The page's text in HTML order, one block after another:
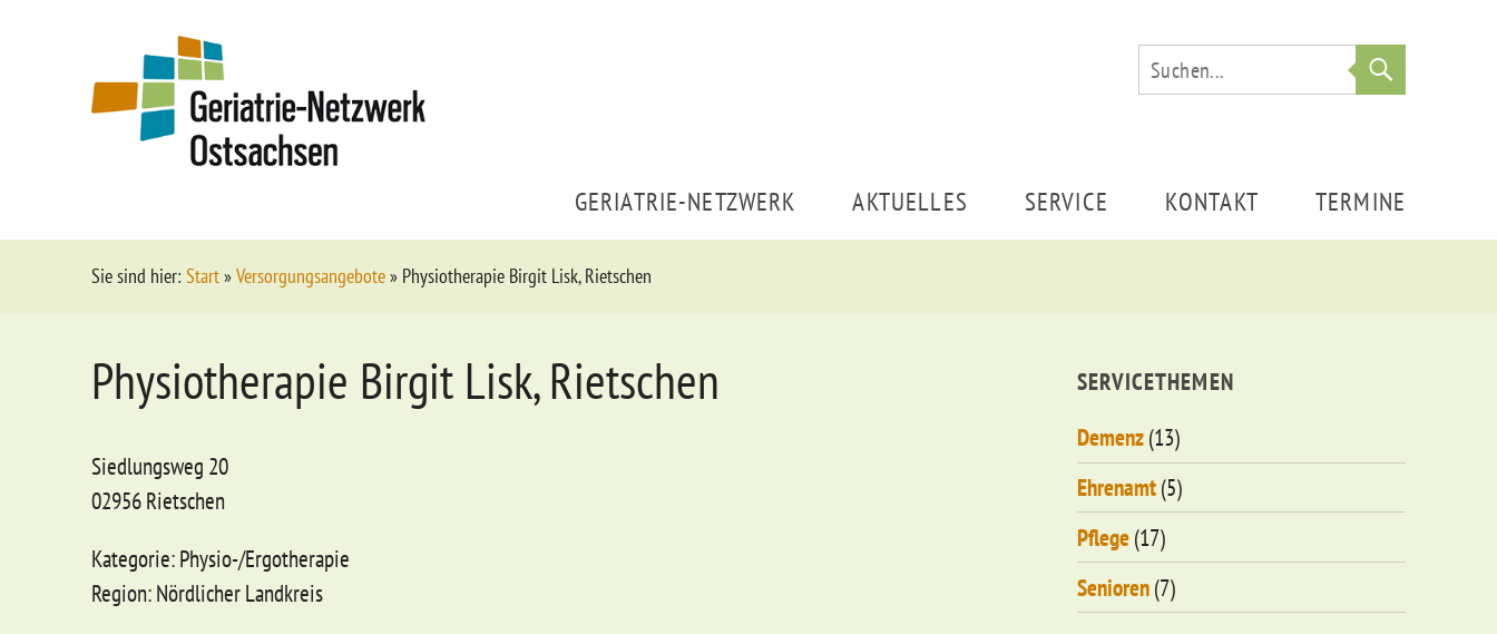
GERIATRIE-NETZWERK AKTUELLES SERVICE KONTAKT TERMINE
Sie sind hier: Start»Versorgungsangebote» Physiotherapie Birgit Lisk, Rietschen
Physiotherapie Birgit Lisk, Rietschen
Siedlungsweg 20
02956 Rietschen
Kategorie: Physio-/Ergotherapie
Region: Nördlicher Landkreis
SERVICETHEMEN
Demenz(13)
Ehrenamt(5)
Pflege(17)
Senioren(7)